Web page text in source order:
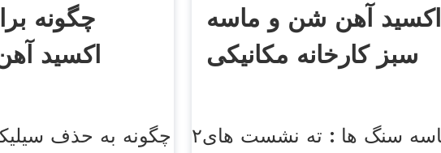
چگونه
اکسید
چگونه به حذف
اکسید آهن شن و ماسه
سبز کارخانه مکانیکی
۲ماسه سنگ ها : ته نشست های